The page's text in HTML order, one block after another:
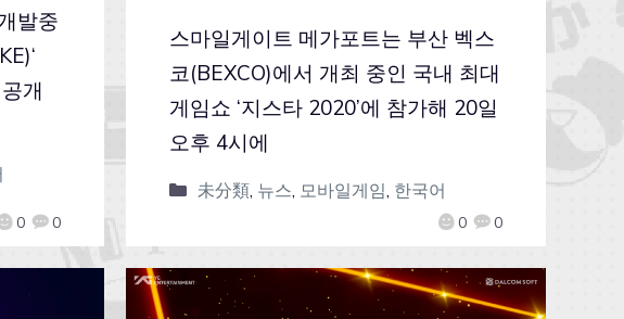
0 0
발중
개
0 0
스마일게이트 메가포트는 부산 벡스
코(BEXCO)에서 개최 중인 국내 최대
게임쇼 ‘지스타 2020’에 참가해 20일
오후 4시에
未分類, 뉴스, 모바일게임, 한국어